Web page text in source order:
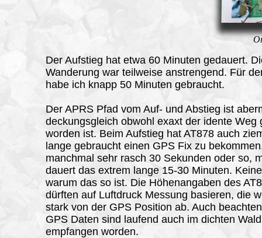
Der Aufstieg hat etwa 60 Minuten gedauert.
Wanderung war teilweise anstrengend. Für
habe ich knapp 50 Minuten gebraucht.
DerAPRS Pfad vom Auf- und Abstieg ist
deckungsgleich obwohl exaxt der idente Weg
worden ist. Beim Aufstieg hat AT878 auch
lange gebraucht einen GPS Fix zu
manchmal sehr rasch 30 Sekunden oder so,
dauert das extrem lange 15-30 Minuten.
warum das so ist. Die Höhenangaben des
dürften auf Luftdruck Messung basieren, die
stark von der GPS Position ab. Auch
GPS Daten sind laufend auch im dichten Wald
empfangen worden.